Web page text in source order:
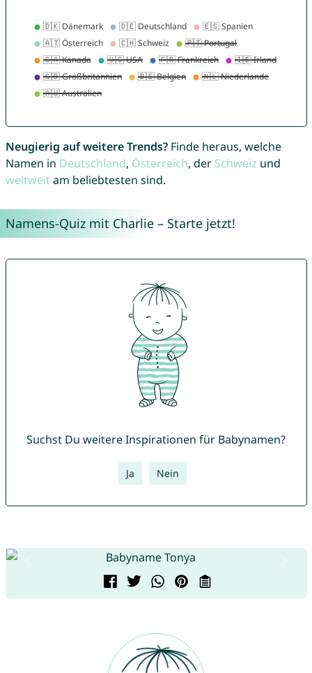
Neugierig auf weitere Trends?Finde heraus, welche
Namen in Deutschland, Österreich, der Schweiz und
weltweitam beliebtesten sind.
Namens-Quiz mit Charlie – Starte jetzt!
Suchst Du weitere Inspirationen für Babynamen?
Ja Nein